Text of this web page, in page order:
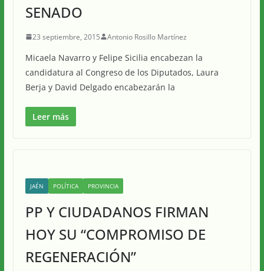
SENADO
23 septiembre, 2015 Antonio Rosillo Martínez
Micaela Navarro y Felipe Sicilia encabezan la
candidatura al Congreso de los Diputados, Laura
Berja y David Delgado encabezarán la
Leer más
JAÉN POLÍTICA PROVINCIA
PP Y CIUDADANOS FIRMAN
HOY SU “COMPROMISO DE
REGENERACIÓN”